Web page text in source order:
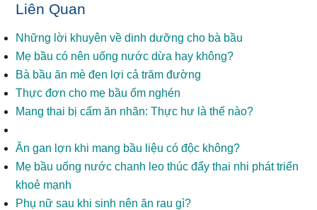
Liên Quan
Những lời khuyên về dinh dưỡng cho bà bầu
Mẹ bầu có nên uống nước dừa hay không?
Bà bầu ăn mè đen lợi cả trăm đường
Thực đơn cho mẹ bầu ốm nghén
Mang thai bị cấm ăn nhãn: Thực hư là thế nào?
Ăn gan lợn khi mang bầu liệu có độc không?
Mẹ bầu uống nước chanh leo thúc đẩy thai nhi phát triển
khoẻ mạnh
Phụ nữ sau khi sinh nên ăn rau gì?